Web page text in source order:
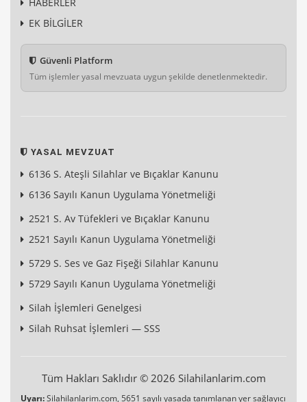
EK BİLGİLER
Güvenli Platform
Tüm işlemler yasal mevzuata uygun şekilde denetlenmektedir.
YASAL MEVZUAT
6136 S. Ateşli Silahlar ve Bıçaklar Kanunu
6136 Sayılı Kanun Uygulama Yönetmeliği
2521 S. Av Tüfekleri ve Bıçaklar Kanunu
2521 Sayılı Kanun Uygulama Yönetmeliği
5729 S. Ses ve Gaz Fişeği Silahlar Kanunu
5729 Sayılı Kanun Uygulama Yönetmeliği
Silah İşlemleri Genelgesi
Silah Ruhsat İşlemleri — SSS
Tüm Hakları Saklıdır © 2026 Silahilanlarim.com
Uyarı:Silahilanlarim.com, 5651 sayılı yasada tanımlanan yer sağlayıcı